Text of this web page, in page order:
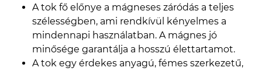
A tok fő előnye a mágneses záródás a teljes
szélességben, ami rendkívül kényelmes a
mindennapi használatban. A mágnes jó
minősége garantálja a hosszú élettartamot.
A tok egy érdekes anyagú, fémes szerkezetű,